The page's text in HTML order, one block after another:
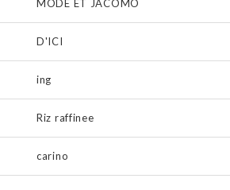
MODE ET JACOMO
D'ICI
ing
Riz raffinee
carino